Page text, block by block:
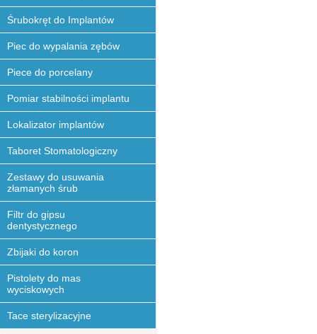
Śrubokręt do Implantów
Piec do wypalania zębów
Piece do porcelany
Pomiar stabilności implantu
Lokalizator implantów
Taboret Stomatologiczny
Zestawy do usuwania
złamanych śrub
Filtr do gipsu
dentystycznego
Zbijaki do koron
Pistolety do mas
wyciskowych
Tace sterylizacyjne